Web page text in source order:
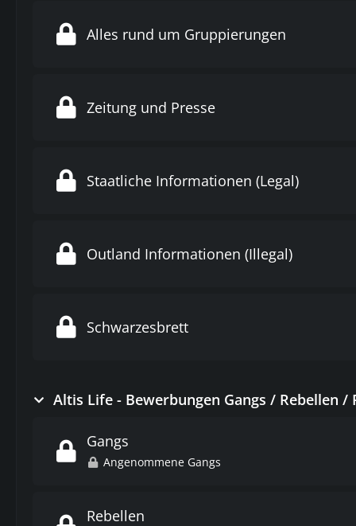
Alles rund um Gruppierungen
Zeitung und Presse
Staatliche Informationen (Legal)
Outland Informationen (Illegal)
Schwarzesbrett
Altis Life - Bewerbungen Gangs / Rebellen /
Gangs
Angenommene Gangs
Rebellen